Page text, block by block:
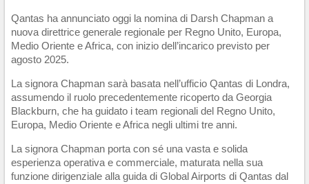
Qantas ha annunciato oggi la nomina di Darsh Chapman a
nuova direttrice generale regionale per Regno Unito, Europa,
Medio Oriente e Africa, con inizio dell’incarico previsto per
agosto 2025.
La signora Chapman sarà basata nell’ufficio Qantas di Londra,
assumendo il ruolo precedentemente ricoperto da Georgia
Blackburn, che ha guidato i team regionali del Regno Unito,
Europa, Medio Oriente e Africa negli ultimi tre anni.
La signora Chapman porta con sé una vasta e solida
esperienza operativa e commerciale, maturata nella sua
funzione dirigenziale alla guida di Global Airports di Qantas dal